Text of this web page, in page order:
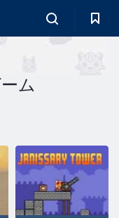
ム